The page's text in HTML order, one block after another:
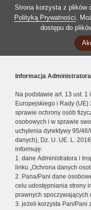
Strona korzysta z plików
Polityką Prywatności.
dostępu do
Informacja Administratora
Na podstawie art. 13 ust.
Europejskiego i Rady
sprawie ochrony osób
osobowych i w sprawie
uchylenia dyrektywy 95/
danych), Dz. U. UE. L.
informuję:
1. dane Administratora i
linku „Ochrona danych
2. Pana/Pani dane
celu udostępniania strony
prawnych spoczywających
3. jeżeli korzysta Pan/Pani